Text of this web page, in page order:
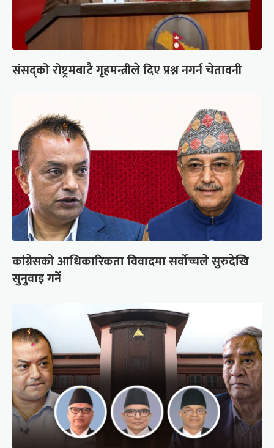
संसद्को रोष्ट्रमबाटै गृहमन्त्रीले दिए प्रश्न नगर्न चेतावनी
कांग्रेसको आधिकारिकता विवादमा सर्वोच्चले सुरुदेखि
सुनुवाइ गर्ने